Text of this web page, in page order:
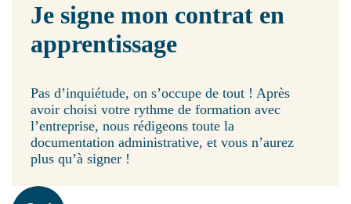
Je signe mon contrat en
apprentissage
Pas d’inquiétude, on s’occupe de tout ! Après
avoir choisi votre rythme de formation avec
l’entreprise, nous rédigeons toute la
documentation administrative, et vous n’aurez
plus qu’à signer !